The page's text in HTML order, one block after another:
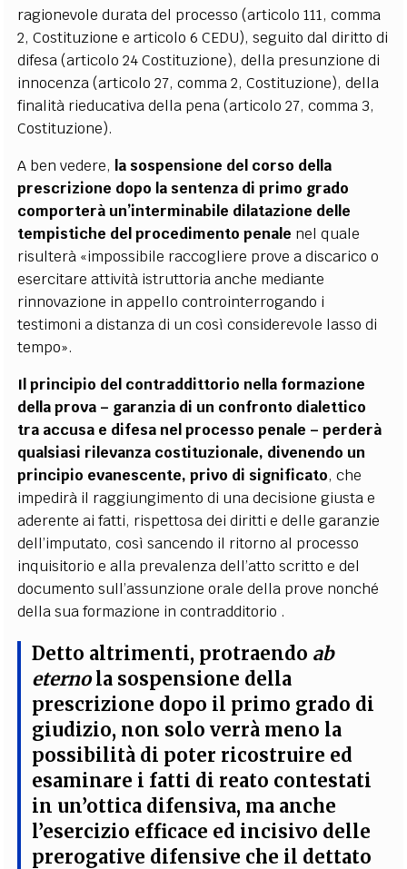
ragionevole durata del processo (articolo 111, comma
2, Costituzione e articolo 6 CEDU), seguito dal diritto di
difesa (articolo 24 Costituzione), della presunzione di
innocenza (articolo 27, comma 2, Costituzione), della
finalità rieducativa della pena (articolo 27, comma 3,
Costituzione).
A ben vedere, la sospensione del corso della
prescrizione dopo la sentenza di primo grado
comporterà un’interminabile dilatazione delle
tempistiche del procedimento penale nel quale
risulterà «impossibile raccogliere prove a discarico o
esercitare attività istruttoria anche mediante
rinnovazione in appello controinterrogando i
testimoni a distanza di un così considerevole lasso di
tempo».
Il principio del contraddittorio nella formazione
della prova – garanzia di un confronto dialettico
tra accusa e difesa nel processo penale – perderà
qualsiasi rilevanza costituzionale, divenendo un
principio evanescente, privo di significato, che
impedirà il raggiungimento di una decisione giusta e
aderente ai fatti, rispettosa dei diritti e delle garanzie
dell’imputato, così sancendo il ritorno al processo
inquisitorio e alla prevalenza dell’atto scritto e del
documento sull’assunzione orale della prove nonché
della sua formazione in contradditorio .
Detto altrimenti, protraendo ab
eternola sospensione della
prescrizione dopo il primo grado di
giudizio, non solo verrà meno la
possibilità di poter ricostruire ed
esaminare i fatti di reato contestati
in un’ottica difensiva, ma anche
l’esercizio efficace ed incisivo delle
prerogative difensive che il dettato